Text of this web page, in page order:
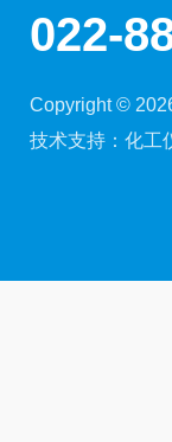
022-
Copyright ©
技术支持： 化工